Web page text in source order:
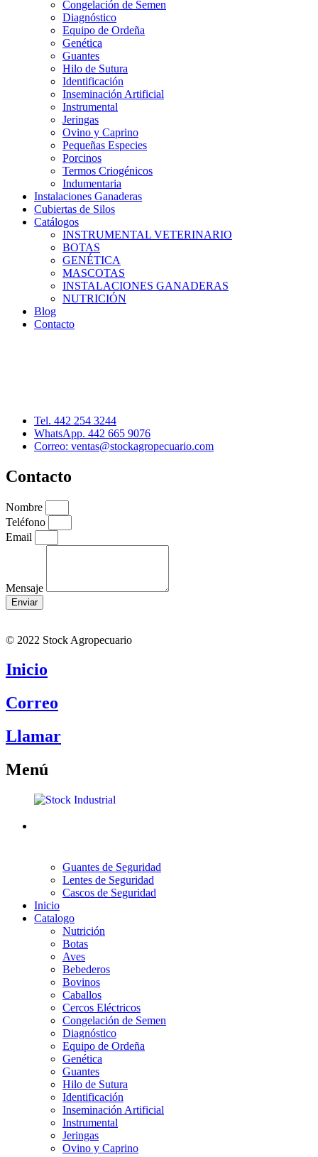
Congelación de Semen
Diagnóstico
Equipo de Ordeña
Genética
Guantes
Hilo de Sutura
Identificación
Inseminación Artificial
Instrumental
Jeringas
Ovino y Caprino
Pequeñas Especies
Porcinos
Termos Criogénicos
Indumentaria
Instalaciones Ganaderas
Cubiertas de Silos
Catálogos
INSTRUMENTAL VETERINARIO
BOTAS
GENÉTICA
MASCOTAS
INSTALACIONES GANADERAS
NUTRICIÓN
Blog
Contacto
Tel. 442 254 3244
WhatsApp. 442 665 9076
Correo: ventas@stockagropecuario.com
Contacto
Nombre
Teléfono
Email
Mensaje
Enviar
© 2022 Stock Agropecuario
Inicio
Correo
Llamar
Menú
Guantes de Seguridad
Lentes de Seguridad
Cascos de Seguridad
Inicio
Catalogo
Nutrición
Botas
Aves
Bebederos
Bovinos
Caballos
Cercos Eléctricos
Congelación de Semen
Diagnóstico
Equipo de Ordeña
Genética
Guantes
Hilo de Sutura
Identificación
Inseminación Artificial
Instrumental
Jeringas
Ovino y Caprino